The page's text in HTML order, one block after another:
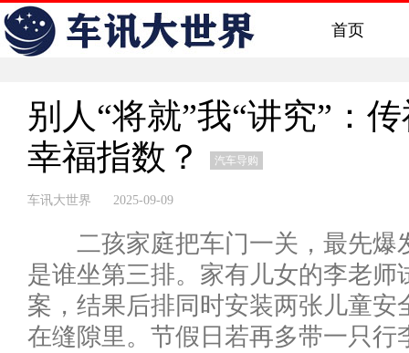
首页
别人“将就”我“讲究”：
幸福指数？
汽车导购
车讯大世界 2025-09-09
二孩家庭把车门一关，最先爆
是谁坐第三排。家有儿女的李老
案，结果后排同时安装两张儿童
在缝隙里。节假日若再多带一只